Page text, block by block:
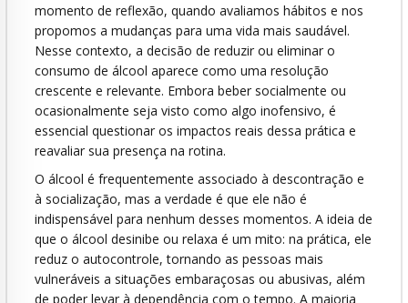
momento de reflexão, quando avaliamos hábitos e nos
propomos a mudanças para uma vida mais saudável.
Nesse contexto, a decisão de reduzir ou eliminar o
consumo de álcool aparece como uma resolução
crescente e relevante. Embora beber socialmente ou
ocasionalmente seja visto como algo inofensivo, é
essencial questionar os impactos reais dessa prática e
reavaliar sua presença na rotina.
O álcool é frequentemente associado à descontração e
à socialização, mas a verdade é que ele não é
indispensável para nenhum desses momentos. A ideia de
que o álcool desinibe ou relaxa é um mito: na prática, ele
reduz o autocontrole, tornando as pessoas mais
vulneráveis a situações embaraçosas ou abusivas, além
de poder levar à dependência com o tempo. A maioria